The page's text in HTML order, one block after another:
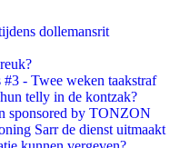
dollemansrit
#3 - Twee weken taakstraf
telly in de kontzak?
sponsored by TONZON
Sarr de dienst uitmaakt